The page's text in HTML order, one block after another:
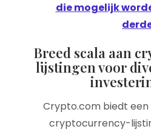
die mogelijk
Breed scala aan
lijstingen voor
Crypto.com biedt
cryptocurrency-